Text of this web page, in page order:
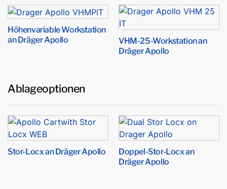
Höhenvariable Workstation
an Dräger Apollo
VHM-25-Workstation an
Dräger Apollo
Ablageoptionen
Stor-Locx an Dräger Apollo
Doppel-Stor-Locx an
Dräger Apollo